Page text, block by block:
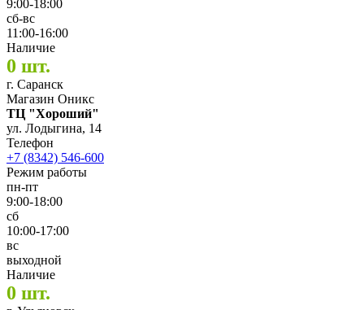
9:00-18:00
сб-вс
11:00-16:00
Наличие
0 шт.
г. Саранск
Магазин Оникс
ТЦ "Хороший"
ул. Лодыгина, 14
Телефон
+7 (8342) 546-600
Режим работы
пн-пт
9:00-18:00
сб
10:00-17:00
вс
выходной
Наличие
0 шт.